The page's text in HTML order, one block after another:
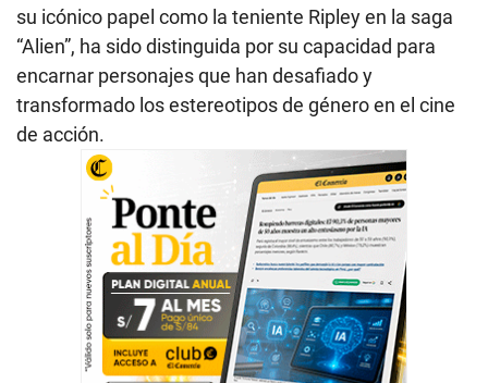
su icónico papel como la teniente Ripley en la saga
“Alien”, ha sido distinguida por su capacidad para
encarnar personajes que han desafiado y
transformado los estereotipos de género en el cine
de acción.